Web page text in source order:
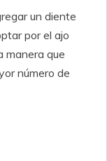
un diente
por el ajo
manera que
número de